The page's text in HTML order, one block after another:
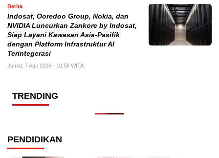
Berita
Indosat, Ooredoo Group, Nokia, dan
NVIDIA Luncurkan Zankore by Indosat,
Siap Layani Kawasan Asia-Pasifik
dengan Platform Infrastruktur AI
Terintegerasi
Jumat, 7 Agu 2026 - 10:58 WITA
TRENDING
PENDIDIKAN